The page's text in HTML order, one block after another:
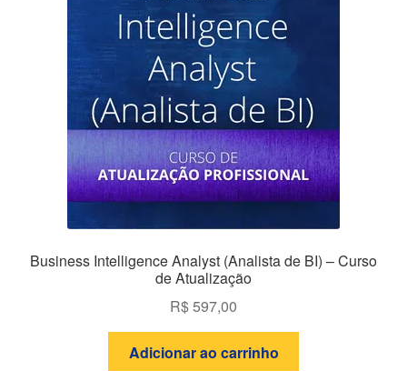
Business Intelligence Analyst (Analista de BI) – Curso
de Atualização
R$597,00
Adicionar ao carrinho